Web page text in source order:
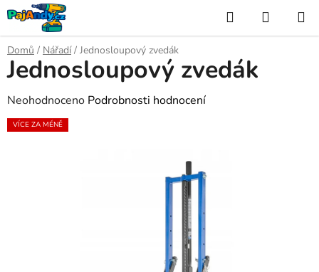
Přejít
na
obsah
Hledat
KOŠÍK
Domů / Nářadí / Jednosloupový zvedák
Jednosloupový zvedák
Průměrné
hodnocení
Neohodnoceno Podrobnosti hodnocení
VÍCE ZA MÉNĚ